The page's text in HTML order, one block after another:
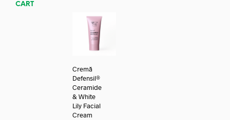
CART
Cremă
Defensil®
Ceramide
& White
Lily Facial
Cream